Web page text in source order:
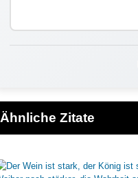
Ähnliche Zitate